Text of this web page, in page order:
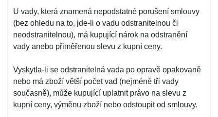
U vady, která znamená nepodstatné porušení smlouvy
(bez ohledu na to, jde-li o vadu odstranitelnou či
neodstranitelnou), má kupující nárok na odstranění
vady anebo přiměřenou slevu z kupní ceny.
Vyskytla-li se odstranitelná vada po opravě opakovaně
nebo má zboží větší počet vad (nejméně tři vady
současně), může kupující uplatnit právo na slevu z
kupní ceny, výměnu zboží nebo odstoupit od smlouvy.